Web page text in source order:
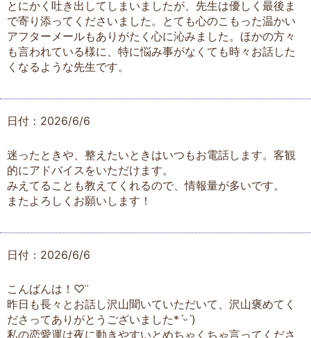
とにかく吐き出してしまいましたが、先生は優しく最後ま
で寄り添ってくださいました。とても心のこもった温かい
アフターメールもありがたく心に沁みました。ほかの方々
も言われている様に、特に悩み事がなくても時々お話した
くなるような先生です。
日付：2026/6/6
迷ったときや、整えたいときはいつもお電話します。客観
的にアドバイスをいただけます。
みえてることも教えてくれるので、情報量が多いです。
またよろしくお願いします！
日付：2026/6/6
こんばんは！♡ʾʾ
昨日も長々とお話し沢山聞いていただいて、沢山褒めてく
ださってありがとうございました*ˊᵕˋ)
私の恋愛運は夜に動きやすいとめちゃくちゃ言ってくださ